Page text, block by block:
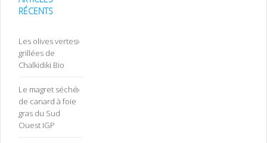
RÉCENTS
Les olives vertes
grillées de
Chalkidiki Bio
Le magret séché
de canard à foie
gras du Sud
Ouest IGP